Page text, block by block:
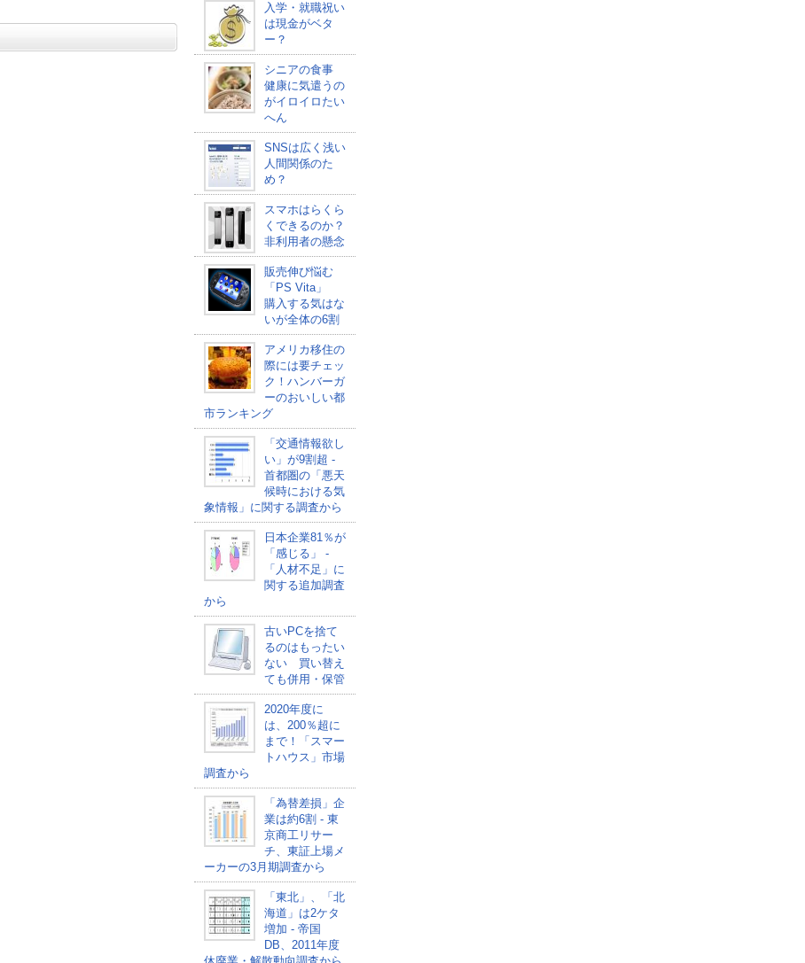
入学・就職祝い
は現金がベタ
ー？
シニアの食事
健康に気遣うの
がイロイロたい
へん
SNSは広く浅い
人間関係のた
め？
スマホはらくら
くできるのか？
非利用者の懸念
販売伸び悩む
「PS Vita」
購入する気はな
いが全体の6割
アメリカ移住の
際には要チェッ
ク！ハンバーガ
ーのおいしい都
市ランキング
「交通情報欲し
い」が9割超 -
首都圏の「悪天
候時における気
象情報」に関する調査から
日本企業81％が
「感じる」 -
「人材不足」に
関する追加調査
から
古いPCを捨て
るのはもったい
ない 買い替え
ても併用・保管
2020年度に
は、200％超に
まで！「スマー
トハウス」市場
調査から
「為替差損」企
業は約6割 - 東
京商工リサー
チ、東証上場メ
ーカーの3月期調査から
「東北」、「北
海道」は2ケタ
増加 - 帝国
DB、2011年度